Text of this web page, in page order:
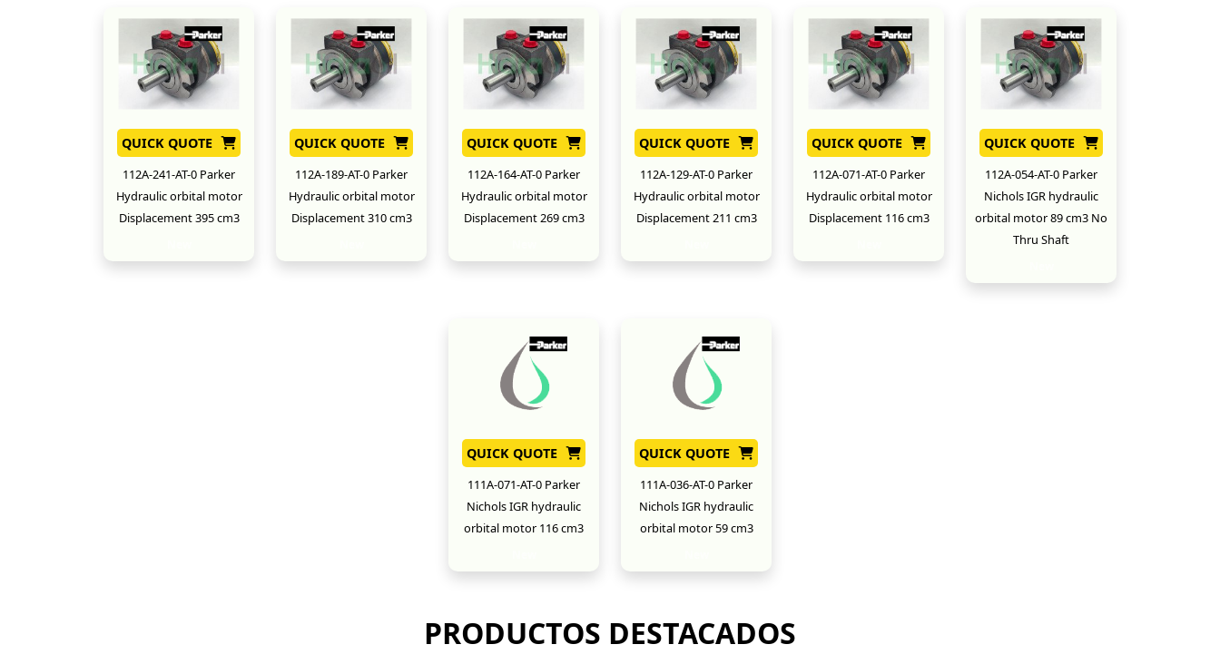
QUICK QUOTE
112A-241-AT-0 Parker
Hydraulic orbital motor
Displacement 395 cm3
QUICK QUOTE
112A-189-AT-0 Parker
Hydraulic orbital motor
Displacement 310 cm3
QUICK QUOTE
112A-164-AT-0 Parker
Hydraulic orbital motor
Displacement 269 cm3
QUICK QUOTE
112A-129-AT-0 Parker
Hydraulic orbital motor
Displacement 211 cm3
QUICK QUOTE
112A-071-AT-0 Parker
Hydraulic orbital motor
Displacement 116 cm3
QUICK QUOTE
112A-054-AT-0 Parker
Nichols IGR hydraulic
orbital motor 89 cm3 No
Thru Shaft
QUICK QUOTE
111A-071-AT-0 Parker
Nichols IGR hydraulic
orbital motor 116 cm3
QUICK QUOTE
111A-036-AT-0 Parker
Nichols IGR hydraulic
orbital motor 59 cm3
PRODUCTOS DESTACADOS